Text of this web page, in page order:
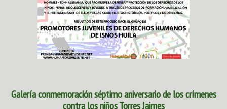
Galería conmemoración séptimo aniversario de los crímenes
contra los niños Torres Jaimes